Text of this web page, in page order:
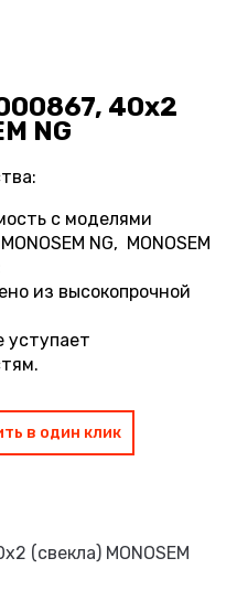
40х2
NG
с моделями
NG, MONOSEM
из высокопрочной
уступает
в один клик
(свекла) MONOSEM